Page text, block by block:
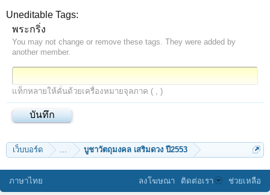
Uneditable Tags:
พระกริ่ง
You may not change or remove these tags. They were added by
another member.
แท็กหลายให้คั่นด้วยเครื่องหมายจุลภาค ( , )
เว็บบอร์ด ... บูชาวัตถุมงคล เสริมดวง ปี2553
ภาษาไทย ลงโฆษณา ติดต่อเรา ช่วยเหลือ